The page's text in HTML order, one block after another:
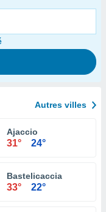
Autres villes
Ajaccio
31° 24°
Bastelicaccia
33° 22°